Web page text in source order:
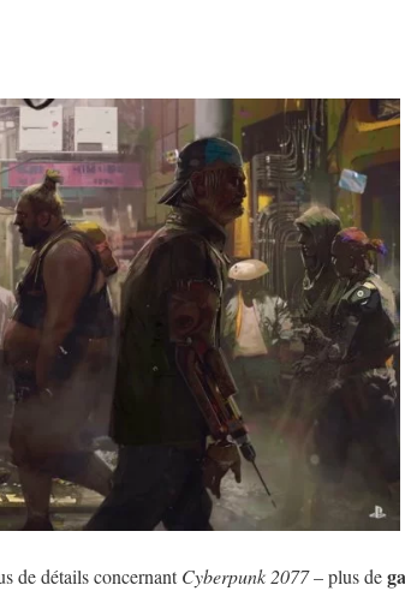
de détails concernantCyberpunk 2077– plus de